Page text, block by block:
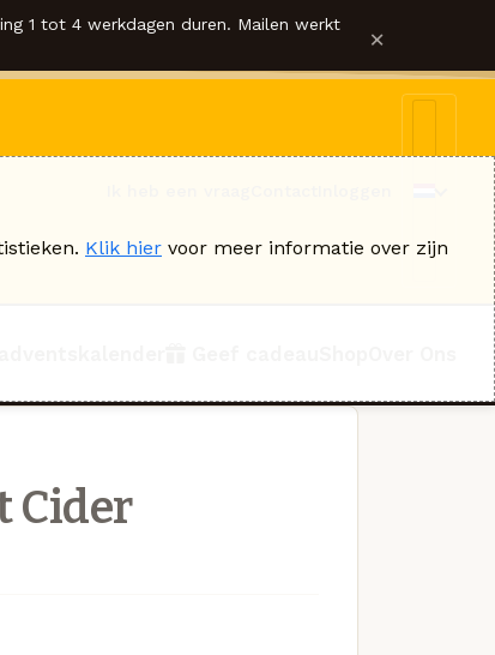
1 tot 4 werkdagen duren. Mailen werkt ×
Cider
Klik hier voor meer informatie over zijn